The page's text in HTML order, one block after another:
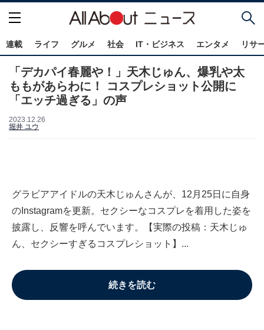
連載 ライフ グルメ 社会 IT・ビジネス エンタメ リサ
「デカパイ春麗や！」天木じゅん、爆乳や太
ももがあらわに！ コスプレショット公開に
「エッチ過ぎる」の声
2023.12.26
堀井 ユウ
グラビアアイドルの天木じゅんさんが、12月25日に自身
のInstagramを更新。セクシーなコスプレを着用した姿を
披露し、反響を呼んでいます。【実際の投稿：天木じゅ
ん、セクシーすぎるコスプレショット】...
続きを読む